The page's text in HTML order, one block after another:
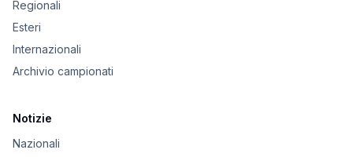
Regionali
Esteri
Internazionali
Archivio campionati
Notizie
Nazionali